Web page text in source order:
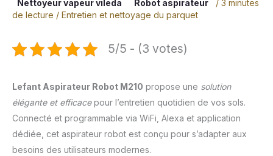
Nettoyeur vapeur vileda
Robot aspirateur / 3 minutes
de lecture / Entretien et nettoyage du parquet
5/5 - (3 votes)
Lefant Aspirateur Robot M210 propose une solution
élégante et efficacepour l’entretien quotidien de vos sols.
Connecté et programmable via WiFi, Alexa et application
dédiée, cet aspirateur robot est conçu pour s’adapter aux
besoins des utilisateurs modernes.